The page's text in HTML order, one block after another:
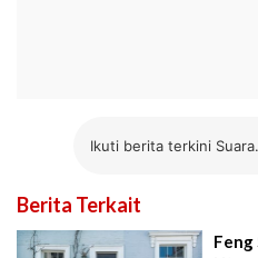
Ikuti berita terkini
Berita Terkait
Feng